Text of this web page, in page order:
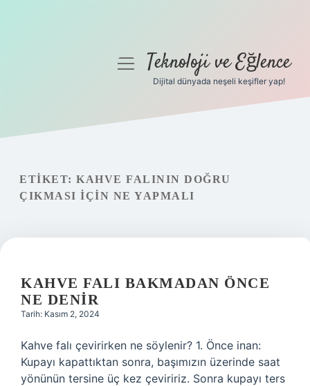
Gizlilik Politikası
Hakkımızda
menüyüTeknoloji ve Eğlence
Dijital dünyada neşeli keşifler yap!
ETIKET: KAHVE FALININ DOĞRU
ÇIKMASI IÇIN NE YAPMALI
KAHVE FALI BAKMADAN ÖNCE
NE DENIR
Tarih: Kasım 2, 2024
Kahve falı çevirirken ne söylenir? 1. Önce inan:
Kupayı kapattıktan sonra, başımızın üzerinde saat
yönünün tersine üç kez çeviririz. Sonra kupayı ters